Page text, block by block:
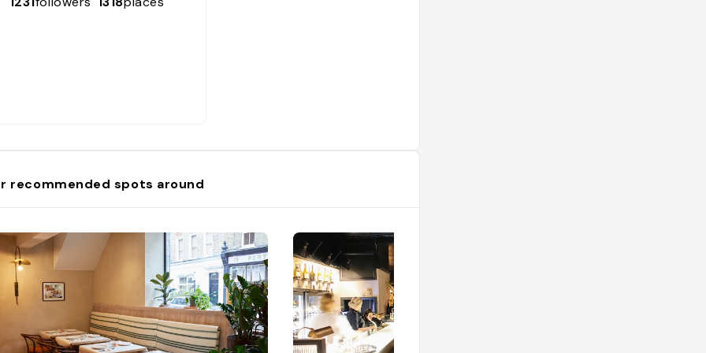
recommended spots around